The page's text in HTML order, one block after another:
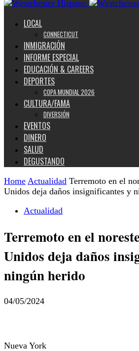
LOCAL
CONNECTICUT
INMIGRACIÓN
INFORME ESPECIAL
EDUCACIÓN & CAREERS
DEPORTES
COPA MUNDIAL 2026
CULTURA/FAMA
DIVERSIÓN
EVENTOS
DINERO
SALUD
DEGUSTANDO
Home Actualidad Terremoto en el
Unidos deja daños insignificantes y
Actualidad
Terremoto en el
Unidos deja daños
ningún herido
04/05/2024
Nueva York